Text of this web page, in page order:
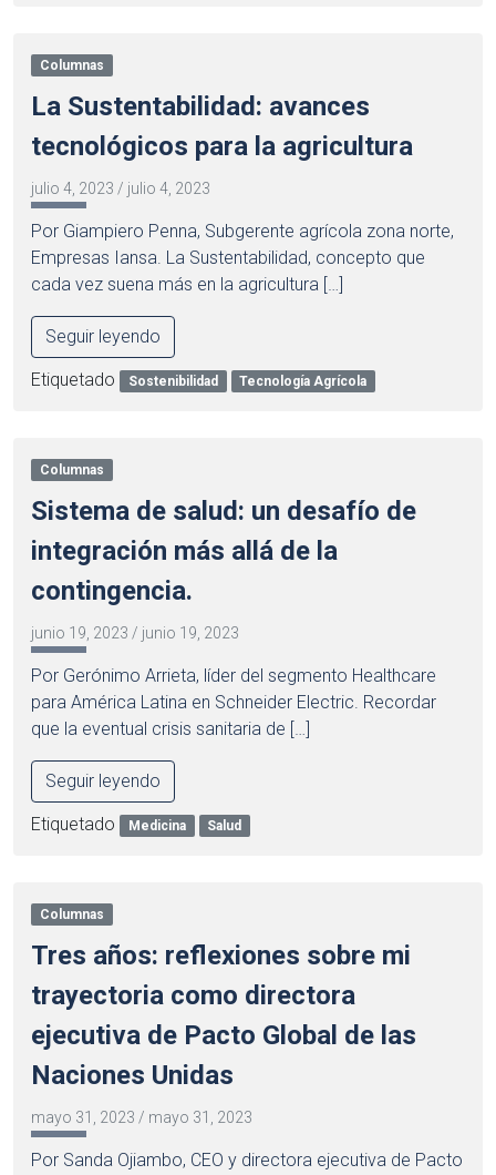
Columnas
La Sustentabilidad: avances
tecnológicos para la agricultura
julio 4, 2023 / julio 4, 2023
Por Giampiero Penna, Subgerente agrícola zona norte,
Empresas Iansa. La Sustentabilidad, concepto que
cada vez suena más en la agricultura […]
Seguir leyendo
Etiquetado Sostenibilidad Tecnología Agrícola
Columnas
Sistema de salud: un desafío de
integración más allá de la
contingencia.
junio 19, 2023 / junio 19, 2023
Por Gerónimo Arrieta, líder del segmento Healthcare
para América Latina en Schneider Electric. Recordar
que la eventual crisis sanitaria de […]
Seguir leyendo
Etiquetado Medicina Salud
Columnas
Tres años: reflexiones sobre mi
trayectoria como directora
ejecutiva de Pacto Global de las
Naciones Unidas
mayo 31, 2023 / mayo 31, 2023
Por Sanda Ojiambo, CEO y directora ejecutiva de Pacto